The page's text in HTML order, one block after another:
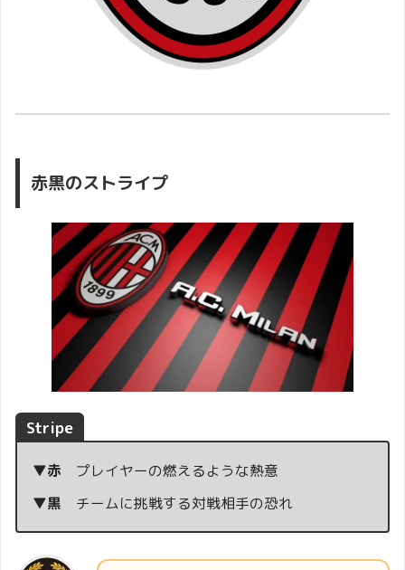
赤黒のストライプ
Stripe
▼赤 プレイヤーの燃えるような熱意
▼黒 チームに挑戦する対戦相手の恐れ